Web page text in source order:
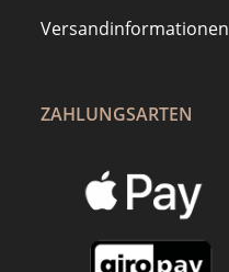
Versandinformationen
ZAHLUNGSARTEN